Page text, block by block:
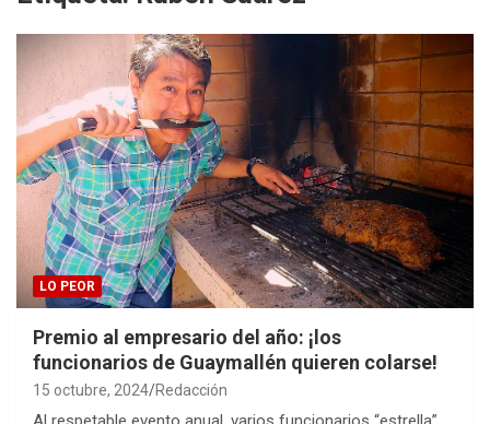
LO PEOR
Premio al empresario del año: ¡los
funcionarios de Guaymallén quieren colarse!
15 octubre, 2024 Redacción